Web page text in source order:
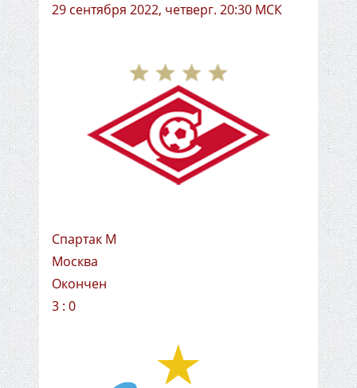
29 сентября 2022, четверг. 20:30 МСК
Спартак М
Москва
Окончен
3 : 0